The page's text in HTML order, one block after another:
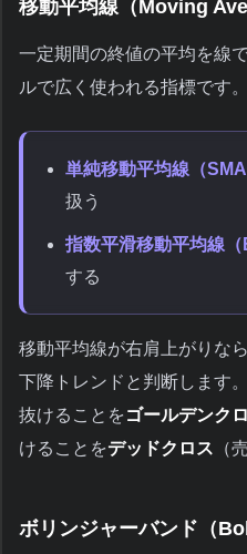
移動平均線（Moving
一定期間の終値の平均を線
ルで広く使われる指標です。
単純移動平均線（
扱う
指数平滑移動平均線
する
移動平均線が右肩上がりな
下降トレンドと判断します
抜けることをゴールデンク
けることをデッドクロス （
ボリンジャーバンド（